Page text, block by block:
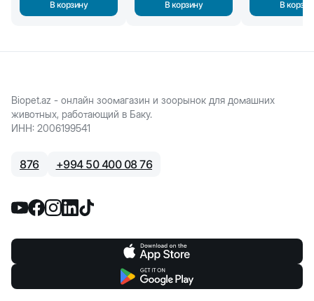
В корзину В корзину В
Biopet.az - онлайн зоомагазин и зоорынок для домашних
животных, работающий в Баку.
ИНН: 2006199541
876 +994 50 400 08 76